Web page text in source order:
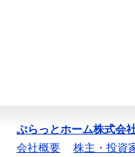
ぷらっとホーム株式会
会社概要
株主・投資